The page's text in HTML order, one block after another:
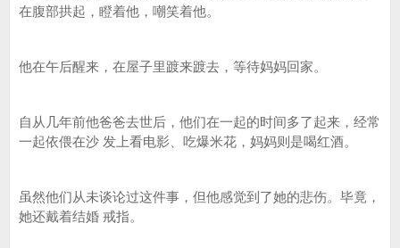
在腹部拱起，瞪着他，嘲笑着他。
他在午后醒来，在屋子里踱来踱去，等待妈妈回家。
自从几年前他爸爸去世后，他们在一起的时间多了起来，经常
一起依偎在沙 发上看电影、吃爆米花，妈妈则是喝红酒。
虽然他们从未谈论过这件事，但他感觉到了她的悲伤。毕竟，
她还戴着结婚 戒指。